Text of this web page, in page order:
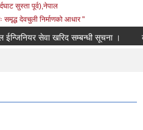
सुस्ता पूर्व),नेपाल
समृद्ध देवचुली निर्माणको आधार "
सेवा खरिद सम्बन्धी सूचना ।